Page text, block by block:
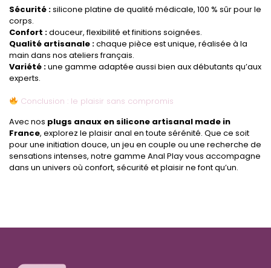
Sécurité :silicone platine de qualité médicale, 100 % sûr pour le
corps.
Confort :douceur, flexibilité et finitions soignées.
Qualité artisanale :chaque pièce est unique, réalisée à la
main dans nos ateliers français.
Variété :une gamme adaptée aussi bien aux débutants qu’aux
experts.
Conclusion : le plaisir sans compromis
Avec nos plugs anaux en silicone artisanal made in
France, explorez le plaisir anal en toute sérénité. Que ce soit
pour une initiation douce, un jeu en couple ou une recherche de
sensations intenses, notre gamme Anal Play vous accompagne
dans un univers où confort, sécurité et plaisir ne font qu’un.